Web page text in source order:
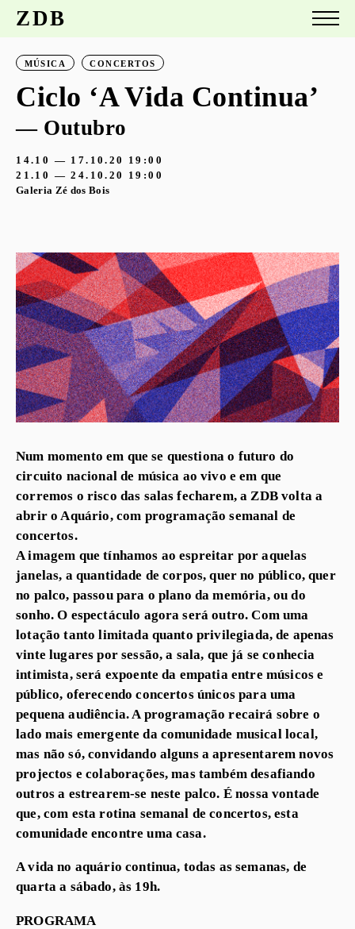
ZDB
MÚSICA CONCERTOS
Ciclo ‘A Vida Continua’
— Outubro
14.10 — 17.10.20 19:00
21.10 — 24.10.20 19:00
Galeria Zé dos Bois
Num momento em que se questiona o futuro do
circuito nacional de música ao vivo e em que
corremos o risco das salas fecharem, a ZDB volta a
abrir o Aquário, com programação semanal de
concertos.
A imagem que tínhamos ao espreitar por aquelas
janelas, a quantidade de corpos, quer no público, quer
no palco, passou para o plano da memória, ou do
sonho. O espectáculo agora será outro. Com uma
lotação tanto limitada quanto privilegiada, de apenas
vinte lugares por sessão, a sala, que já se conhecia
intimista, será expoente da empatia entre músicos e
público, oferecendo concertos únicos para uma
pequena audiência. A programação recairá sobre o
lado mais emergente da comunidade musical local,
mas não só, convidando alguns a apresentarem novos
projectos e colaborações, mas também desafiando
outros a estrearem-se neste palco. É nossa vontade
que, com esta rotina semanal de concertos, esta
comunidade encontre uma casa.
A vida no aquário continua, todas as semanas, de
quarta a sábado, às 19h.
PROGRAMA